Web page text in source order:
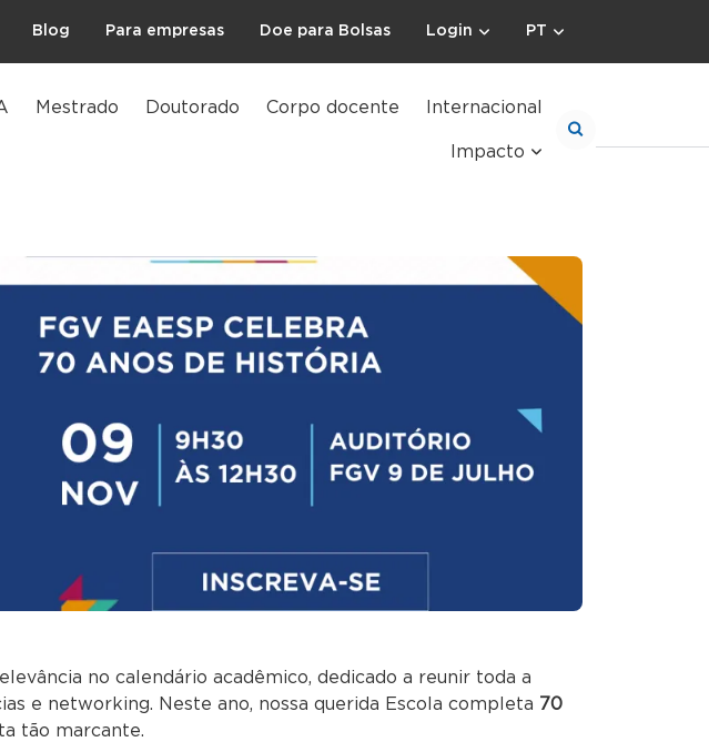
Blog Para empresas Doe para Bolsas Login PT
Mestrado Doutorado Corpo docente Internacional
Impacto
no calendário acadêmico, dedicado a reunir toda a
e networking. Neste ano, nossa querida Escola completa 70
tão marcante.